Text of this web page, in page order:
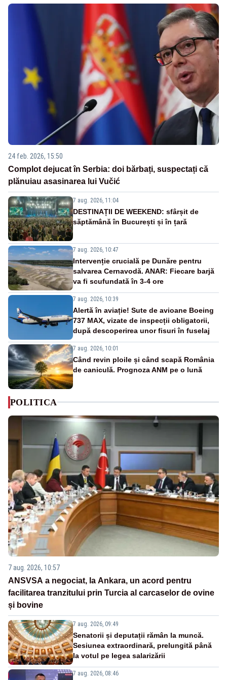
24 feb. 2026, 15:50
Complot dejucat în Serbia: doi bărbați, suspectați că
plănuiau asasinarea lui Vučić
7 aug. 2026, 11:04
DESTINAȚII DE WEEKEND: sfârșit de
săptămână în București și în țară
7 aug. 2026, 10:47
Intervenție crucială pe Dunăre pentru
salvarea Cernavodă. ANAR: Fiecare barjă
va fi scufundată în 3-4 ore
7 aug. 2026, 10:39
Alertă în aviație! Sute de avioane Boeing
737 MAX, vizate de inspecții obligatorii,
după descoperirea unor fisuri în fuselaj
7 aug. 2026, 10:01
Când revin ploile și când scapă România
de caniculă. Prognoza ANM pe o lună
POLITICA
7 aug. 2026, 10:57
ANSVSA a negociat, la Ankara, un acord pentru
facilitarea tranzitului prin Turcia al carcaselor de ovine
și bovine
7 aug. 2026, 09:49
Senatorii și deputații rămân la muncă.
Sesiunea extraordinară, prelungită până
la votul pe legea salarizării
7 aug. 2026, 08:46